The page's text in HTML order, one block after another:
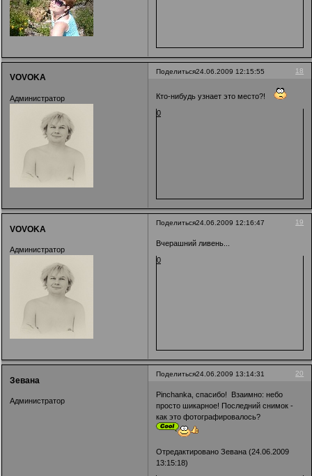
Поделиться 18
24.06.2009 12:15:55
VOVOKA
Администратор
Кто-нибудь узнает это место?!
0
Поделиться 19
24.06.2009 12:16:47
VOVOKA
Администратор
Вчерашний ливень...
0
Поделиться 20
24.06.2009 13:14:31
Зевана
Администратор
Pinchanka, спасибо! Взаимно: небо
просто шикарное! Последний снимок -
как это фотографировалось?
Отредактировано Зевана (24.06.2009
13:15:18)